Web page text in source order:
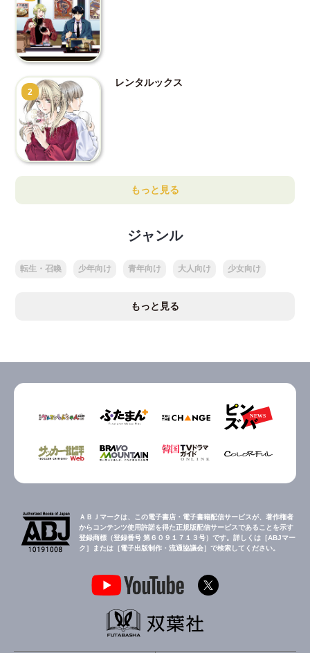
2
レンタルックス
もっと見る
ジャンル
転生・召喚 少年向け 青年向け 大人向け 少女向け
もっと見る
ＡＢＪマークは、この電子書店・電子書籍配信サービスが、著作権者
からコンテンツ使用許諾を得た正規版配信サービスであることを示す
登録商標（登録番号 第６０９１７１３号）です。詳しくは［ABJマー
ク］または［電子出版制作・流通協議会］で検索してください。